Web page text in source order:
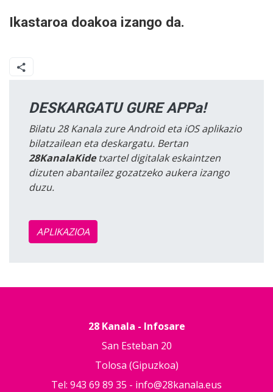
Ikastaroa doakoa izango da.
DESKARGATU GURE APPa!
Bilatu 28 Kanala zure Android eta iOS aplikazio
bilatzailean eta deskargatu. Bertan
28KanalaKidetxartel digitalak eskaintzen
dizuten abantailez gozatzeko aukera izango
duzu.
APLIKAZIOA
28 Kanala - Infosare
San Esteban 20
Tolosa (Gipuzkoa)
Tel: 943 69 89 35 - info@28kanala.eus